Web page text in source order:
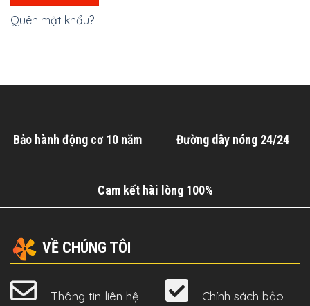
Quên mật khẩu?
Bảo hành động cơ 10 năm Đường dây nóng 24/24
Cam kết hài lòng 100%
VỀ CHÚNG TÔI
Thông tin liên hệ
Chính sách bảo